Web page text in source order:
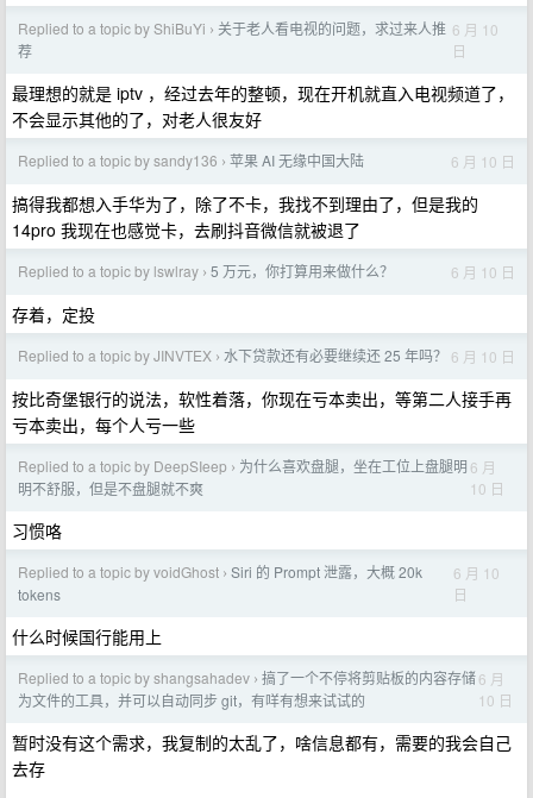
Replied to a topic by ShiBuYi › 关于老人看电视的问题，求过来人推
荐
6 月 10
日
最理想的就是 iptv ，经过去年的整顿，现在开机就直入电视频道了，
不会显示其他的了，对老人很友好
Replied to a topic by sandy136 › 苹果 AI 无缘中国大陆 6 月 10 日
搞得我都想入手华为了，除了不卡，我找不到理由了，但是我的
14pro 我现在也感觉卡，去刷抖音微信就被退了
Replied to a topic by lswlray › 5 万元，你打算用来做什么？ 6 月 10 日
存着，定投
Replied to a topic by JINVTEX › 水下贷款还有必要继续还 25 年吗？ 6 月 10 日
按比奇堡银行的说法，软性着落，你现在亏本卖出，等第二人接手再
亏本卖出，每个人亏一些
Replied to a topic by DeepSIeep › 为什么喜欢盘腿，坐在工位上盘腿明
明不舒服，但是不盘腿就不爽
6 月
10 日
习惯咯
Replied to a topic by voidGhost › Siri 的 Prompt 泄露，大概 20k
tokens
6 月 10
日
什么时候国行能用上
Replied to a topic by shangsahadev › 搞了一个不停将剪贴板的内容存储
为文件的工具，并可以自动同步 git，有咩有想来试试的
6 月
10 日
暂时没有这个需求，我复制的太乱了，啥信息都有，需要的我会自己
去存